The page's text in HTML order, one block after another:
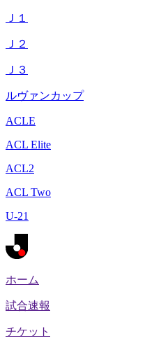
Ｊ１
Ｊ２
Ｊ３
ルヴァンカップ
ACLE
ACL Elite
ACL2
ACL Two
U-21
ホーム
試合速報
チケット